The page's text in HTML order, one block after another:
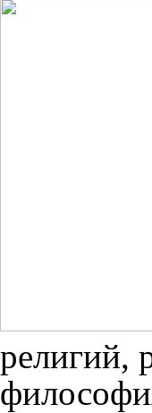
религий,